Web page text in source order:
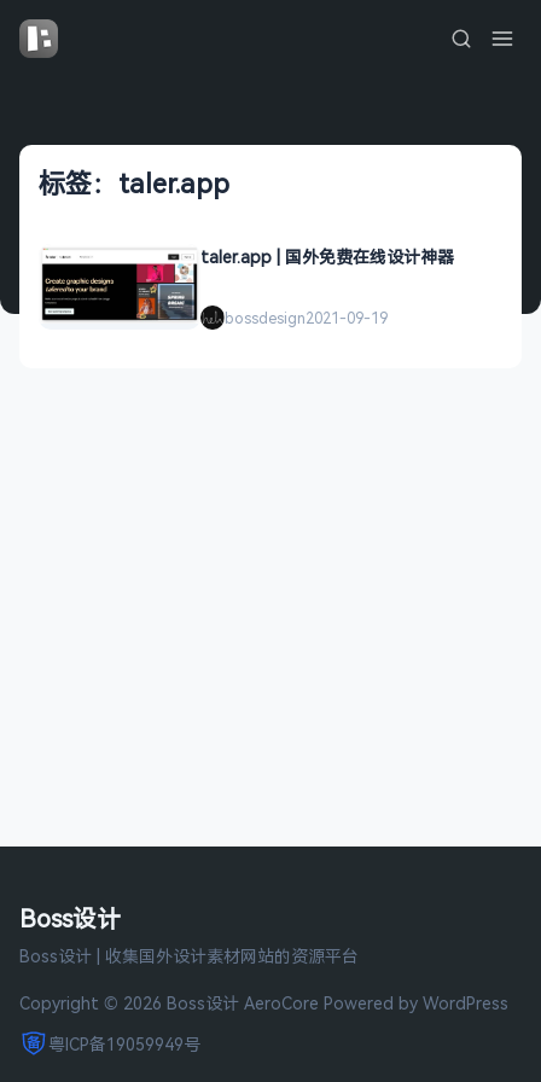
标签：taler.app
taler.app | 国外免费在线设计神器
bossdesign2021-09-19
Boss设计
Boss设计 | 收集国外设计素材网站的资源平台
Copyright © 2026 Boss设计 AeroCore Powered by WordPress
粤ICP备19059949号